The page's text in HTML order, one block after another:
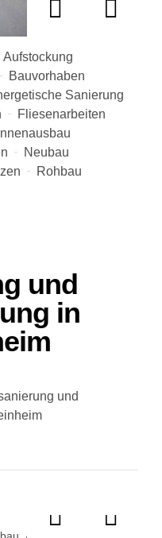
Aufstockung
Bauvorhaben
Sanierung
Fliesenarbeiten
Innenausbau
Neubau
Rohbau
und
in
und